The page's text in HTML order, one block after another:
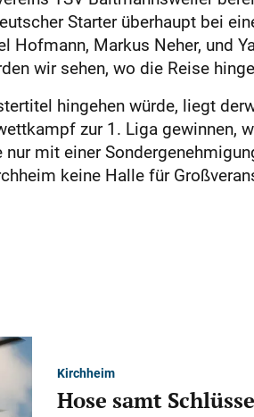
Starter überhaupt bei
Markus Neher, und
wir sehen, wo die Reise
hingehen würde, liegt
zur 1. Liga gewinnen,
mit einer
keine Halle für
Kirchheim
Hose samt